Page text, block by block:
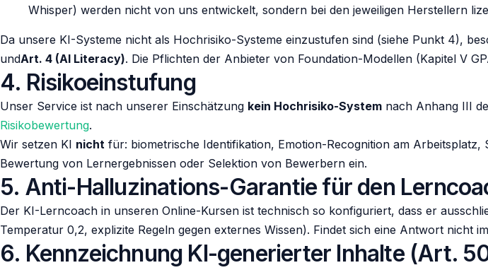
Whisper) werden nicht von uns entwickelt, sondern bei den jeweiligen Herstellern
Da unsere KI-Systeme nicht als Hochrisiko-Systeme einzustufen sind (siehe Punkt 4),
undArt. 4 (AI Literacy). Die Pflichten der Anbieter von Foundation-Modellen (Kapitel V
4. Risikoeinstufung
Unser Service ist nach unserer Einschätzung kein Hochrisiko-System nach Anhang III
Risikobewertung.
Wir setzen KI nicht für: biometrische Identifikation, Emotion-Recognition am
Bewertung von Lernergebnissen oder Selektion von Bewerbern ein.
5. Anti-Halluzinations-Garantie für den
Der KI-Lerncoach in unseren Online-Kursen ist technisch so konfiguriert, dass er
Temperatur 0,2, explizite Regeln gegen externes Wissen). Findet sich eine Antwort nicht
6. Kennzeichnung KI-generierter Inhalte (Art.